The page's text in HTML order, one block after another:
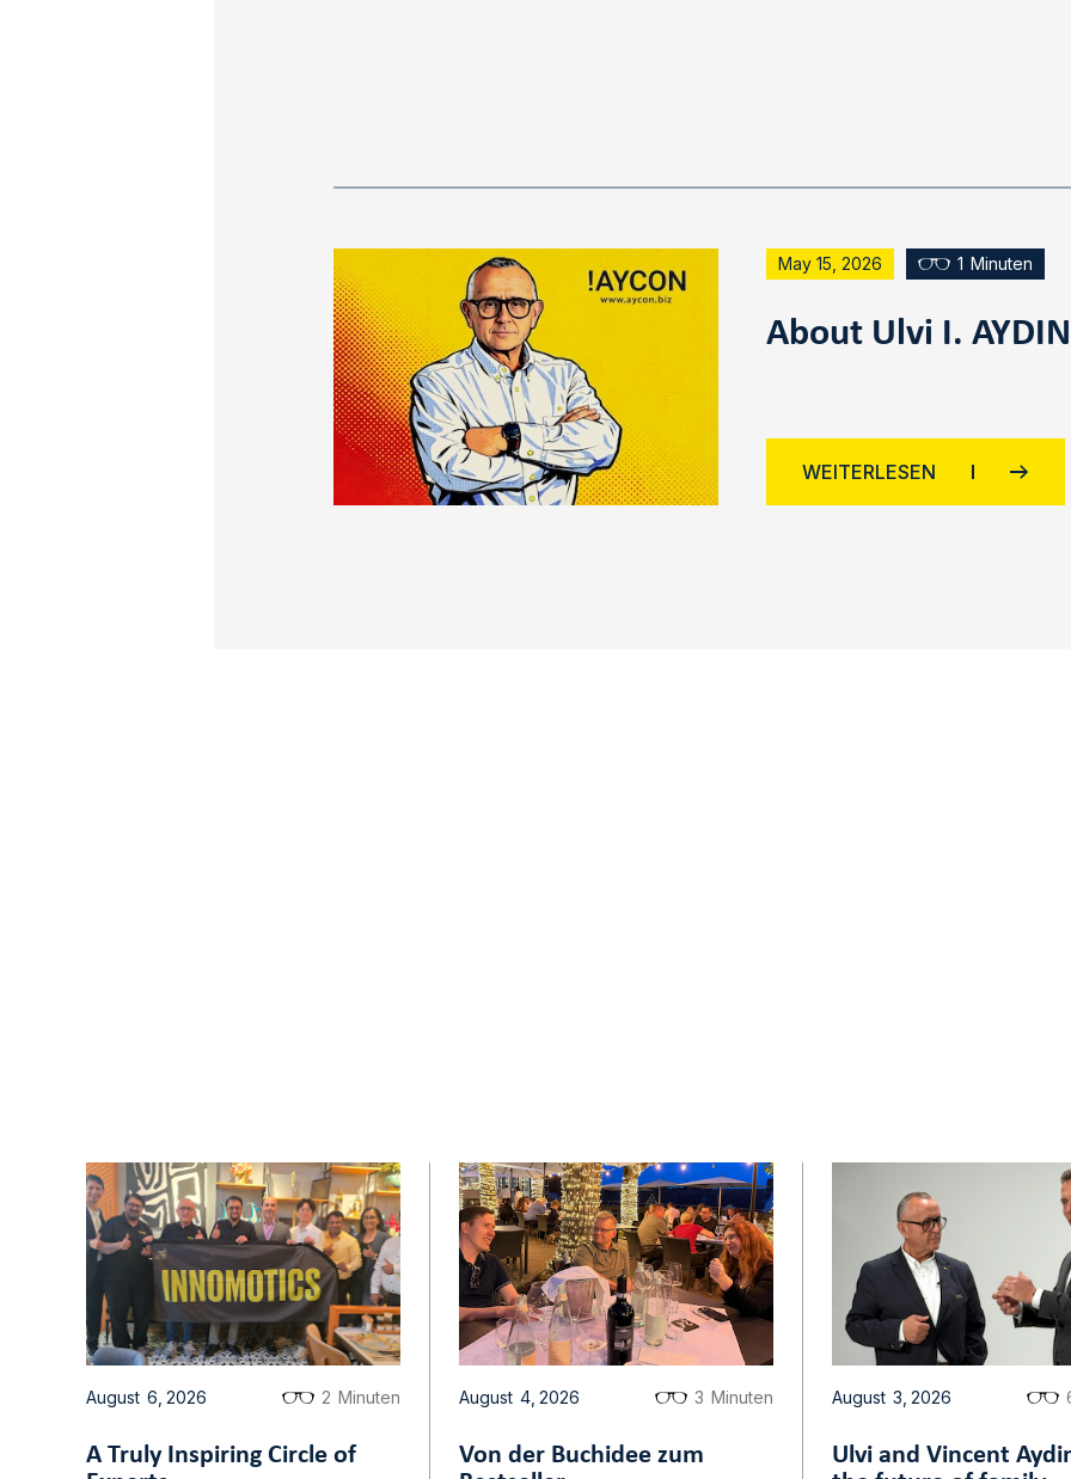
May 15, 2026 1 Minuten
About Ulvi I. AYDIN
WEITERLESEN
August 6 2026 2 Minuten
A Truly Inspiring Circle of
August 4 2026 3 Minuten
Von der Buchidee zum
August 3 2026
Ulvi and Vincent